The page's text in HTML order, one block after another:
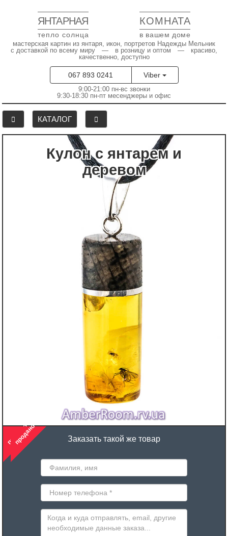
ЯНТАРНАЯ КОМНАТА
тепло солнца в вашем доме
мастерская картин из янтаря, икон, портретов Надежды Мельник
с доставкой по всему миру — в розницу и оптом — красиво,
качественно, доступно
067 893 0241 Viber
9:00-21:00 пн-вс звонки
9:30-18:30 пн-пт месенджеры и офис
КАТАЛОГ
Кулон с янтарем и
деревом
продано
продано Заказать такой же товар